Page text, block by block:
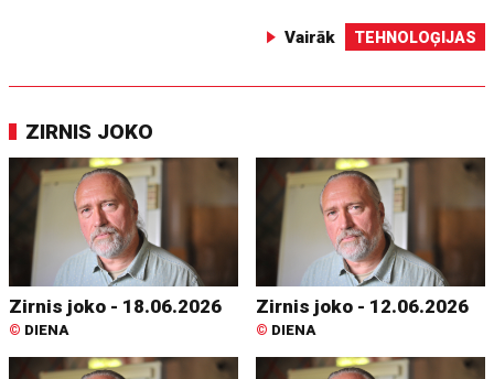
Vairāk TEHNOLOĢIJAS
ZIRNIS JOKO
Zirnis joko - 18.06.2026
© DIENA
Zirnis joko - 12.06.2026
© DIENA